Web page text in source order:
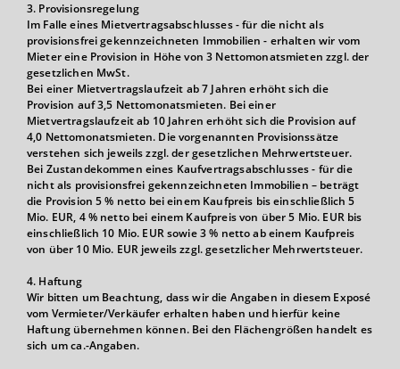
3. Provisionsregelung
Im Falle eines Mietvertragsabschlusses - für die nicht als
provisionsfrei gekennzeichneten Immobilien - erhalten wir vom
Mieter eine Provision in Höhe von 3 Nettomonatsmieten zzgl. der
gesetzlichen MwSt.
Bei einer Mietvertragslaufzeit ab 7 Jahren erhöht sich die
Provision auf 3,5 Nettomonatsmieten. Bei einer
Mietvertragslaufzeit ab 10 Jahren erhöht sich die Provision auf
4,0 Nettomonatsmieten. Die vorgenannten Provisionssätze
verstehen sich jeweils zzgl. der gesetzlichen Mehrwertsteuer.
Bei Zustandekommen eines Kaufvertragsabschlusses - für die
nicht als provisionsfrei gekennzeichneten Immobilien – beträgt
die Provision 5 % netto bei einem Kaufpreis bis einschließlich 5
Mio. EUR, 4 % netto bei einem Kaufpreis von über 5 Mio. EUR bis
einschließlich 10 Mio. EUR sowie 3 % netto ab einem Kaufpreis
von über 10 Mio. EUR jeweils zzgl. gesetzlicher Mehrwertsteuer.
4. Haftung
Wir bitten um Beachtung, dass wir die Angaben in diesem Exposé
vom Vermieter/Verkäufer erhalten haben und hierfür keine
Haftung übernehmen können. Bei den Flächengrößen handelt es
sich um ca.-Angaben.